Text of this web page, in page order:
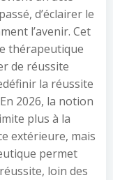
d’éclairer le
l’avenir. Cet
thérapeutique
de réussite
la réussite
2026, la notion
plus à la
extérieure, mais
permet
loin des